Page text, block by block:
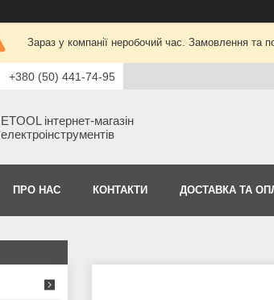
Зараз у компанії неробочий час. Замовлення та
+380 (50) 441-74-95
ETOOL інтернет-магазін
електроінструментів
ПРО НАС КОНТАКТИ ДОСТАВКА ТА